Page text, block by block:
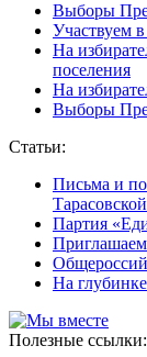
Выборы
Участвуем
На
поселения
На
Выборы
Статьи:
Письма и
Партия
На
Полезные ссылки: